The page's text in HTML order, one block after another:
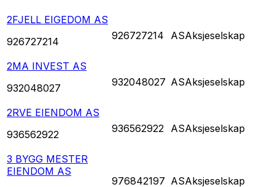
2FJELL EIGEDOM AS
926727214
926727214 ASAksjeselskap
2MA INVEST AS
932048027
932048027 ASAksjeselskap
2RVE EIENDOM AS
936562922
936562922 ASAksjeselskap
3 BYGG MESTER
EIENDOM AS
976842197 ASAksjeselskap